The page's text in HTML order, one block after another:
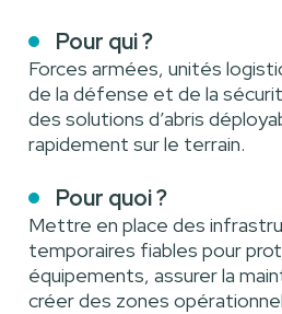
Pour qui ?
Forces armées, unités
de la défense et de la
des solutions d’abris
rapidement sur le terrain.
Pour quoi ?
Mettre en place des
temporaires fiables pour
équipements, assurer la
créer des zones